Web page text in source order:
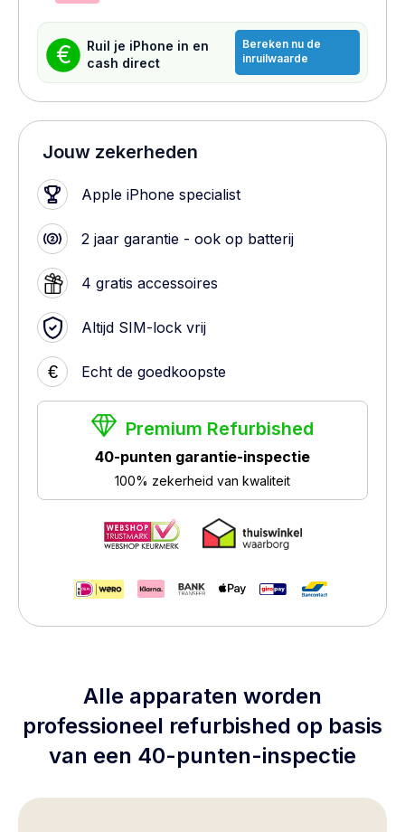
€
Ruil je iPhone in en
cash direct
Bereken nu de
inruilwaarde
Jouw zekerheden
Apple iPhone specialist
2 jaar garantie - ook op batterij
4 gratis accessoires
Altijd SIM-lock vrij
€ Echt de goedkoopste
Premium Refurbished
40-punten garantie-inspectie
100% zekerheid van kwaliteit
Alle apparaten worden
professioneel refurbished op basis
van een 40-punten-inspectie